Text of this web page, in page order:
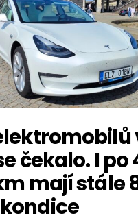
čekalo. I po
mají stále